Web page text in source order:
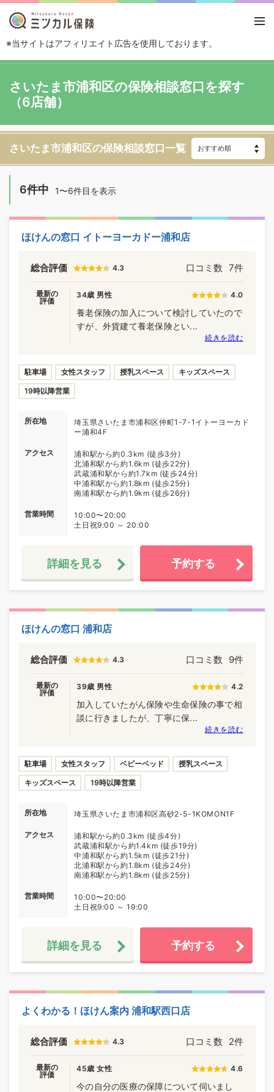
※当サイトはアフィリエイト広告を使用しております。
さいたま さいたま市浦和区
さいたま市浦和区の保険相談窓口を探す
（6店舗）
さいたま市浦和区の保険相談窓口一覧
6件中 1〜6件目を表示
ほけんの窓口 イトーヨーカドー浦和店
総合評価 4.3 口コミ数 7件
最新の
評価
34歳 男性 4.0
養老保険の加入について検討していたので
すが、外貨建て養老保険とい...
続きを読む
駐車場 女性スタッフ 授乳スペース キッズスペース
19時以降営業
所在地
埼玉県さいたま市浦和区仲町1-7-1イトーヨーカド
ー浦和4F
アクセス
浦和駅から約0.3km (徒歩3分)
北浦和駅から約1.6km (徒歩22分)
武蔵浦和駅から約1.7km (徒歩24分)
中浦和駅から約1.8km (徒歩25分)
南浦和駅から約1.9km (徒歩26分)
営業時間
10:00〜20:00
土日祝9:00 ～ 20:00
詳細を見る 予約する
ほけんの窓口 浦和店
総合評価 4.3 口コミ数 9件
最新の
評価
39歳 男性 4.2
加入していたがん保険や生命保険の事で相
談に行きましたが、丁寧に保...
続きを読む
駐車場 女性スタッフ ベビーベッド 授乳スペース
キッズスペース 19時以降営業
所在地 埼玉県さいたま市浦和区高砂2-5-1KOMON1F
アクセス
浦和駅から約0.3km (徒歩4分)
武蔵浦和駅から約1.4km (徒歩19分)
中浦和駅から約1.5km (徒歩21分)
北浦和駅から約1.8km (徒歩24分)
南浦和駅から約1.8km (徒歩25分)
営業時間
10:00〜20:00
土日祝9:00 ～ 19:00
詳細を見る 予約する
よくわかる！ほけん案内 浦和駅西口店
総合評価 4.3 口コミ数 2件
最新の
評価
45歳 女性 4.6
今の自分の医療の保障について伺いまし